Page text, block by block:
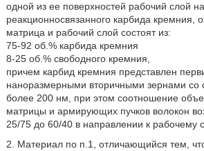
одной из ее поверхностей рабочий слой
реакционносвязанного карбида кремния,
матрица и рабочий слой состоят из:
75-92 об.% карбида кремния
8-25 об.% свободного кремния,
причем карбид кремния представлен
наноразмерными вторичными зернами
более 200 нм, при этом соотношение
матрицы и армирующих пучков волокон
25/75 до 60/40 в направлении к рабочему
2. Материал по п.1, отличающийся тем,